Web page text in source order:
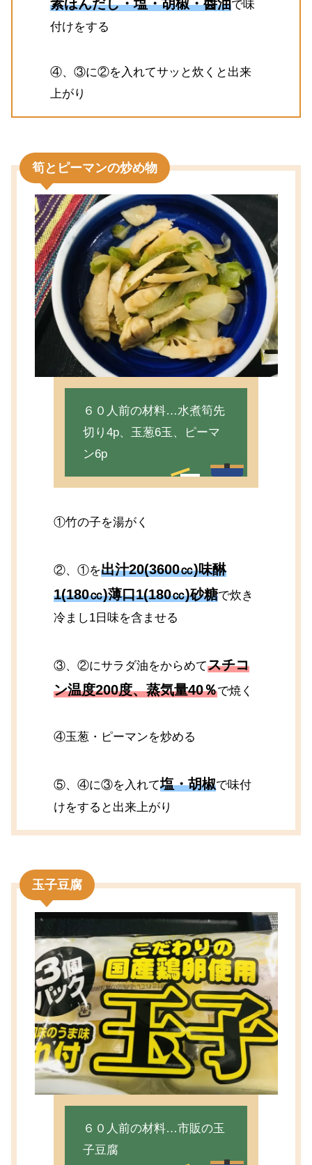
素ほんだし・塩・胡椒・醬油で味
付けをする
④、③に②を入れてサッと炊くと出来
上がり
筍とピーマンの炒め物
６０人前の材料…水煮筍先
切り4p、玉葱6玉、ピーマ
ン6p
①竹の子を湯がく
②、①を出汁20(3600㏄)味醂
1(180㏄)薄口1(180㏄)砂糖で炊き
冷まし1日味を含ませる
③、②にサラダ油をからめてスチコ
ン温度200度、蒸気量40％で焼く
④玉葱・ピーマンを炒める
⑤、④に③を入れて塩・胡椒で味付
けをすると出来上がり
玉子豆腐
６０人前の材料…市販の玉
子豆腐